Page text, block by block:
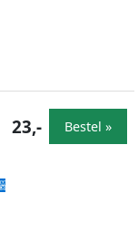
23,- Bestel »